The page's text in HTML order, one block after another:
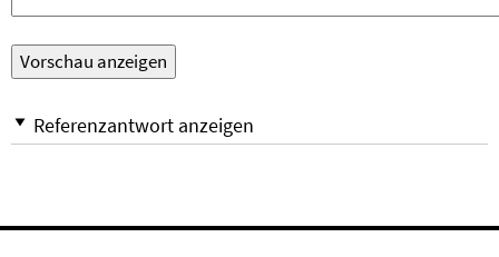
Referenzantwort anzeigen